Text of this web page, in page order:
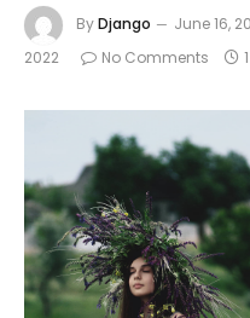
ByDjango June 16,
2022
No Comments